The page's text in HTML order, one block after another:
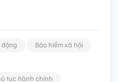
động
Bảo hiểm xã hội
tục hành chính